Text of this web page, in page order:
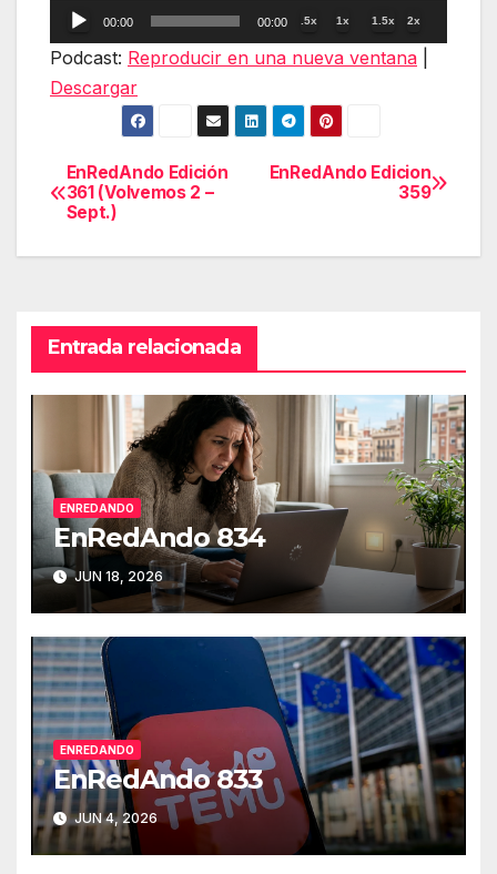
Reproductor
de
00:00 00:00 .5x 1x 1.5x 2x
Podcast: Reproducir en una nueva ventana
Descargar
Navegación
de
EnRedAndo Edicion
359
EnRedAndo Edición
361 (Volvemos 2 –
Sept.)
Entrada relacionada
ENREDANDO
EnRedAndo 834
JUN 18, 2026
ENREDANDO
EnRedAndo 833
JUN 4, 2026